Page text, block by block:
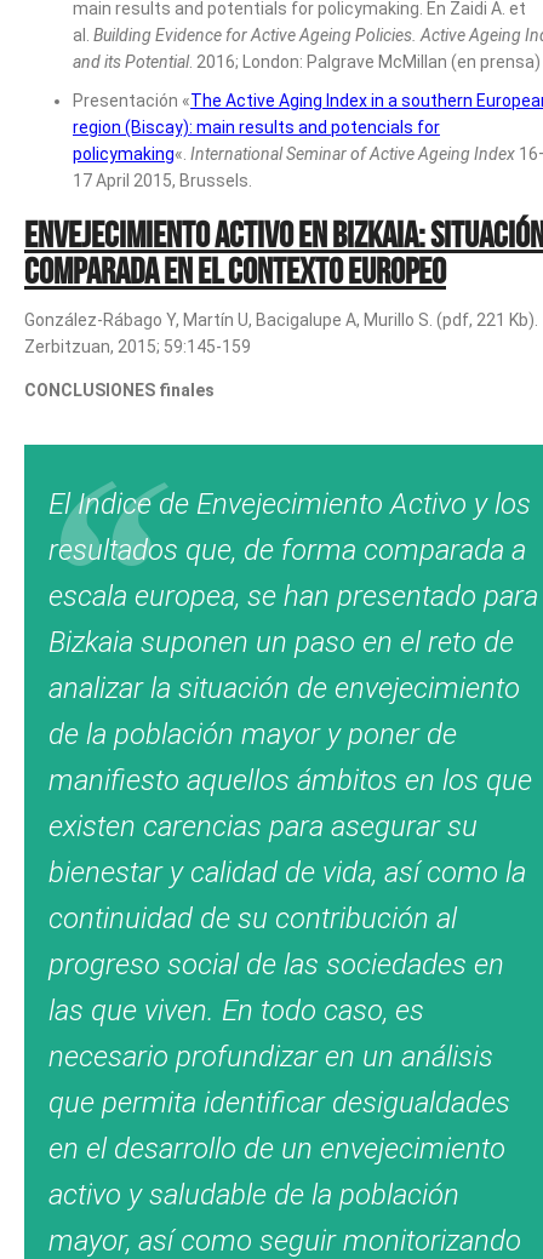
main results and potentials for policymaking. En Zaidi A. et
al. Building Evidence for Active Ageing Policies. Active Ageing
and its Potential. 2016; London: Palgrave McMillan (en prensa)
Presentación «The Active Aging Index in a southern
region (Biscay): main results and potencials for
policymaking«. International Seminar of Active Ageing Index
17 April 2015, Brussels.
Envejecimiento activo en Bizkaia:
comparada en el contexto europeo
González-Rábago Y, Martín U, Bacigalupe A, Murillo S. (pdf, 221 Kb).
Zerbitzuan, 2015; 59:145-159
CONCLUSIONES finales
El Indice de Envejecimiento Activo y los
resultados que, de forma comparada a
escala europea, se han presentado para
Bizkaia suponen un paso en el reto de
analizar la situación de envejecimiento
de la población mayor y poner de
manifiesto aquellos ámbitos en los que
existen carencias para asegurar su
bienestar y calidad de vida, así como la
continuidad de su contribución al
progreso social de las sociedades en
las que viven. En todo caso, es
necesario profundizar en un análisis
que permita identificar desigualdades
en el desarrollo de un envejecimiento
activo y saludable de la población
mayor, así como seguir monitorizando